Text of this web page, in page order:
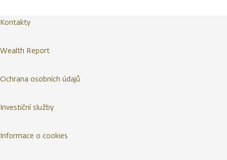
Kontakty
Wealth Report
Ochrana osobních údajů
Investiční služby
Informace o cookies